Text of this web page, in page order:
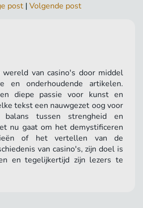
post | Volgende post
van casino's door middel
en onderhoudende artikelen.
diepe passie voor kunst en
tekst een nauwgezet oog voor
tussen strengheid en
nu gaat om het demystificeren
of het vertellen van de
van casino's, zijn doel is
en tegelijkertijd zijn lezers te